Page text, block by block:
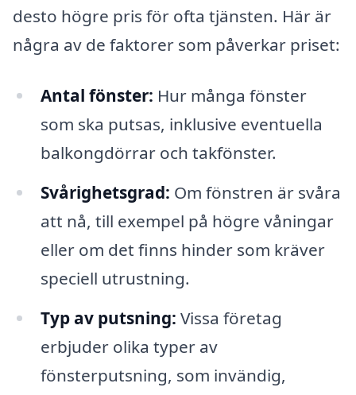
desto högre pris för ofta tjänsten. Här är
några av de faktorer som påverkar priset:
Antal fönster: Hur många fönster
som ska putsas, inklusive eventuella
balkongdörrar och takfönster.
Svårighetsgrad: Om fönstren är svåra
att nå, till exempel på högre våningar
eller om det finns hinder som kräver
speciell utrustning.
Typ av putsning: Vissa företag
erbjuder olika typer av
fönsterputsning, som invändig,